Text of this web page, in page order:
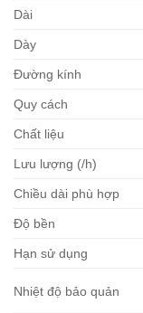
Dài
Dày
Đường kính
Quy cách
Chất liệu
Lưu lượng (/h)
Chiều dài phù hợp
Độ bền
Hạn sử dụng
Nhiệt độ bảo quản